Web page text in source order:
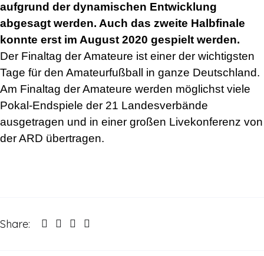
aufgrund der dynamischen Entwicklung
abgesagt werden. Auch das zweite Halbfinale
konnte erst im August 2020 gespielt werden.
Der Finaltag der Amateure ist einer der wichtigsten
Tage für den Amateurfußball in ganze Deutschland.
Am Finaltag der Amateure werden möglichst viele
Pokal-Endspiele der 21 Landesverbände
ausgetragen und in einer großen Livekonferenz von
der ARD übertragen.
Share: